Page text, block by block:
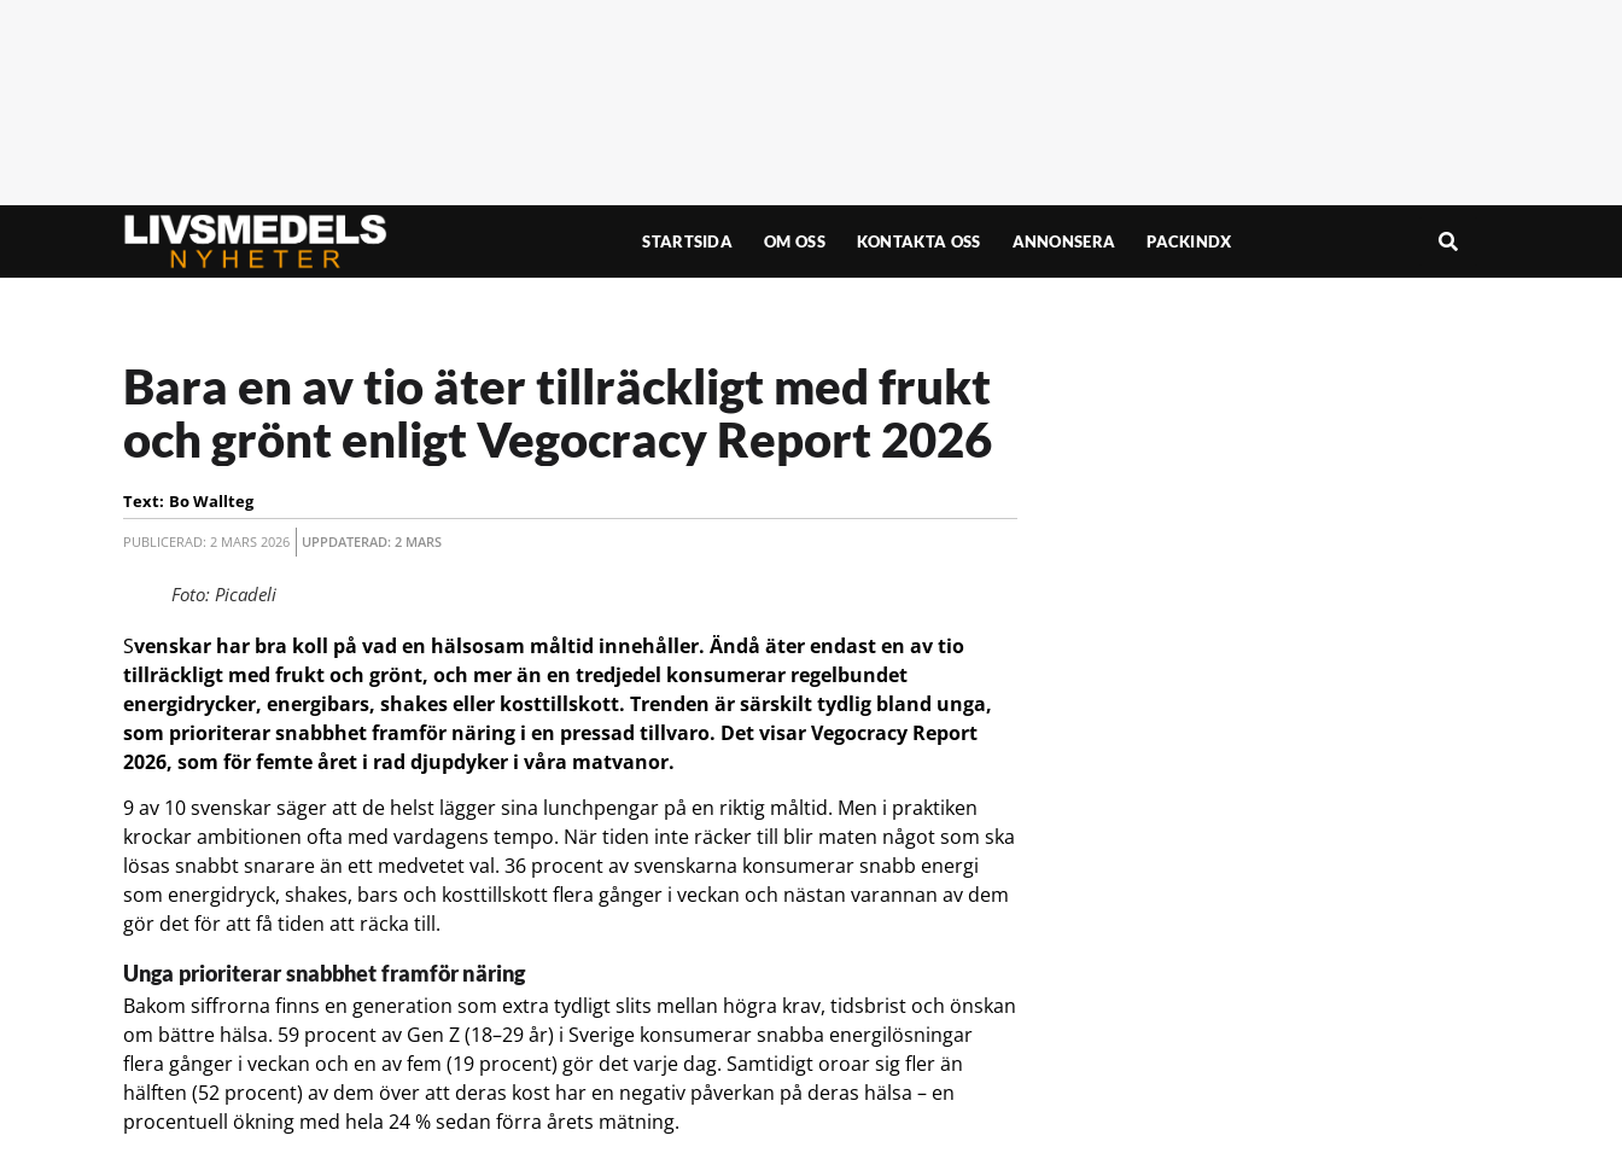
STARTSIDA OM OSS KONTAKTA OSS ANNONSERA PACKINDX
Bara en av tio äter tillräckligt med frukt
och grönt enligt Vegocracy Report 2026
Text: Bo Wallteg
PUBLICERAD: 2 MARS 2026 UPPDATERAD: 2 MARS
Foto: Picadeli
Svenskar har bra koll på vad en hälsosam måltid innehåller. Ändå äter endast en av tio
tillräckligt med frukt och grönt, och mer än en tredjedel konsumerar regelbundet
energidrycker, energibars, shakes eller kosttillskott. Trenden är särskilt tydlig bland unga,
som prioriterar snabbhet framför näring i en pressad tillvaro. Det visar Vegocracy Report
2026, som för femte året i rad djupdyker i våra matvanor.
9 av 10 svenskar säger att de helst lägger sina lunchpengar på en riktig måltid. Men i praktiken
krockar ambitionen ofta med vardagens tempo. När tiden inte räcker till blir maten något som ska
lösas snabbt snarare än ett medvetet val. 36 procent av svenskarna konsumerar snabb energi
som energidryck, shakes, bars och kosttillskott flera gånger i veckan och nästan varannan av dem
gör det för att få tiden att räcka till.
Unga prioriterar snabbhet framför näring
Bakom siffrorna finns en generation som extra tydligt slits mellan högra krav, tidsbrist och önskan
om bättre hälsa. 59 procent av Gen Z (18–29 år) i Sverige konsumerar snabba energilösningar
flera gånger i veckan och en av fem (19 procent) gör det varje dag. Samtidigt oroar sig fler än
hälften (52 procent) av dem över att deras kost har en negativ påverkan på deras hälsa – en
procentuell ökning med hela 24 % sedan förra årets mätning.